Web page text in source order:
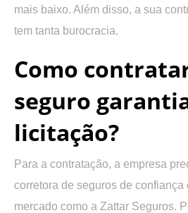
mais baixo. Além disso, a sua
tem tanta burocracia.
Como
seguro
licitação?
Para a contratação, a empresa
corretora de seguros de
mercado como a Zattar Seguros.